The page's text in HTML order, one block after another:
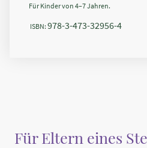
Für Kinder von 4–7 Jahren.
ISBN: 978-3-473-32956-4
Für Eltern eines